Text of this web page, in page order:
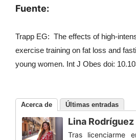
Fuente:
Trapp EG: The effects of high-
exercise training on fat loss and
young women. Int J Obes doi:
Acerca de Últimas entradas
Lina
Tras licenciarme